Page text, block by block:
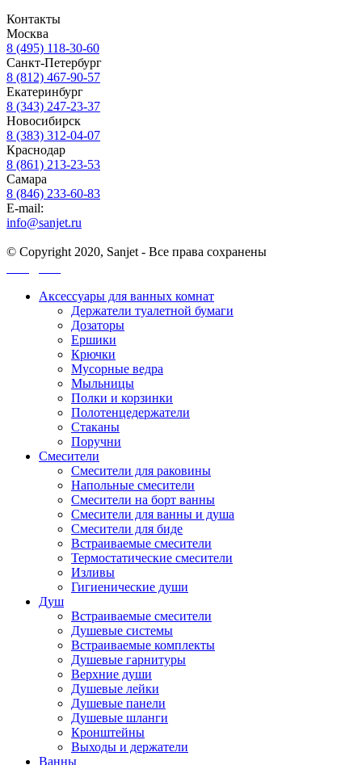
Контакты
Москва
8 (495) 118-30-60
Санкт-Петербург
8 (812) 467-90-57
Екатеринбург
8 (343) 247-23-37
Новосибирск
8 (383) 312-04-07
Краснодар
8 (861) 213-23-53
Самара
8 (846) 233-60-83
E-mail:
info@sanjet.ru
© Copyright 2020, Sanjet - Все права сохранены
Аксессуары для ванных комнат
Держатели туалетной бумаги
Дозаторы
Ершики
Крючки
Мусорные ведра
Мыльницы
Полки и корзинки
Полотенцедержатели
Стаканы
Поручни
Смесители
Смесители для раковины
Напольные смесители
Смесители на борт ванны
Смесители для ванны и душа
Смесители для биде
Встраиваемые смесители
Термостатические смесители
Изливы
Гигиенические души
Душ
Встраиваемые смесители
Душевые системы
Встраиваемые комплекты
Душевые гарнитуры
Верхние души
Душевые лейки
Душевые панели
Душевые шланги
Кронштейны
Выходы и держатели
Ванны